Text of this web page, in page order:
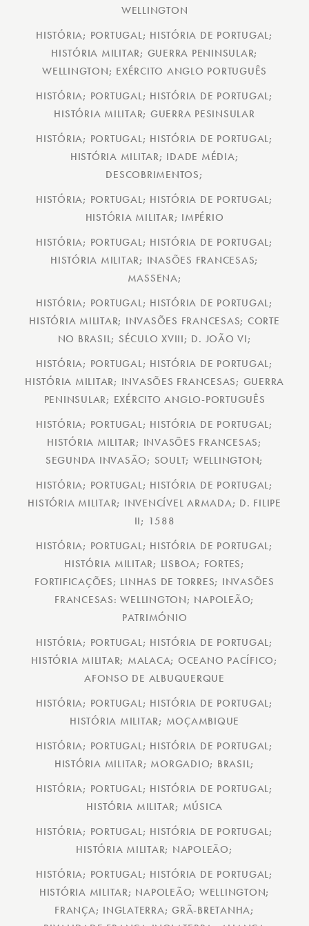
WELLINGTON
HISTÓRIA; PORTUGAL; HISTÓRIA DE PORTUGAL;
HISTÓRIA MILITAR; GUERRA PENINSULAR;
WELLINGTON; EXÉRCITO ANGLO PORTUGUÊS
HISTÓRIA; PORTUGAL; HISTÓRIA DE PORTUGAL;
HISTÓRIA MILITAR; GUERRA PESINSULAR
HISTÓRIA; PORTUGAL; HISTÓRIA DE PORTUGAL;
HISTÓRIA MILITAR; IDADE MÉDIA;
DESCOBRIMENTOS;
HISTÓRIA; PORTUGAL; HISTÓRIA DE PORTUGAL;
HISTÓRIA MILITAR; IMPÉRIO
HISTÓRIA; PORTUGAL; HISTÓRIA DE PORTUGAL;
HISTÓRIA MILITAR; INASÕES FRANCESAS;
MASSENA;
HISTÓRIA; PORTUGAL; HISTÓRIA DE PORTUGAL;
HISTÓRIA MILITAR; INVASÕES FRANCESAS; CORTE
NO BRASIL; SÉCULO XVIII; D. JOÃO VI;
HISTÓRIA; PORTUGAL; HISTÓRIA DE PORTUGAL;
HISTÓRIA MILITAR; INVASÕES FRANCESAS; GUERRA
PENINSULAR; EXÉRCITO ANGLO-PORTUGUÊS
HISTÓRIA; PORTUGAL; HISTÓRIA DE PORTUGAL;
HISTÓRIA MILITAR; INVASÕES FRANCESAS;
SEGUNDA INVASÃO; SOULT; WELLINGTON;
HISTÓRIA; PORTUGAL; HISTÓRIA DE PORTUGAL;
HISTÓRIA MILITAR; INVENCÍVEL ARMADA; D. FILIPE
II; 1588
HISTÓRIA; PORTUGAL; HISTÓRIA DE PORTUGAL;
HISTÓRIA MILITAR; LISBOA; FORTES;
FORTIFICAÇÕES; LINHAS DE TORRES; INVASÕES
FRANCESAS: WELLINGTON; NAPOLEÃO;
PATRIMÓNIO
HISTÓRIA; PORTUGAL; HISTÓRIA DE PORTUGAL;
HISTÓRIA MILITAR; MALACA; OCEANO PACÍFICO;
AFONSO DE ALBUQUERQUE
HISTÓRIA; PORTUGAL; HISTÓRIA DE PORTUGAL;
HISTÓRIA MILITAR; MOÇAMBIQUE
HISTÓRIA; PORTUGAL; HISTÓRIA DE PORTUGAL;
HISTÓRIA MILITAR; MORGADIO; BRASIL;
HISTÓRIA; PORTUGAL; HISTÓRIA DE PORTUGAL;
HISTÓRIA MILITAR; MÚSICA
HISTÓRIA; PORTUGAL; HISTÓRIA DE PORTUGAL;
HISTÓRIA MILITAR; NAPOLEÃO;
HISTÓRIA; PORTUGAL; HISTÓRIA DE PORTUGAL;
HISTÓRIA MILITAR; NAPOLEÃO; WELLINGTON;
FRANÇA; INGLATERRA; GRÃ-BRETANHA;